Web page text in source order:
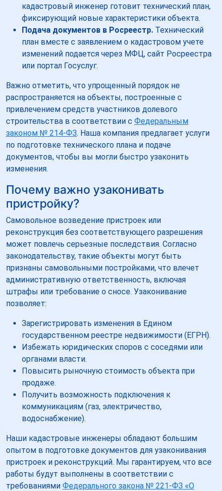
кадастровый инженер готовит технический план,
фиксирующий новые характеристики объекта.
Подача документов в Росреестр. Технический
план вместе с заявлением о кадастровом учете
изменений подается через МФЦ, сайт Росреестра
или портал Госуслуг.
Важно отметить, что упрощенный порядок не
распространяется на объекты, построенные с
привлечением средств участников долевого
строительства в соответствии с Федеральным
законом № 214-ФЗ. Наша компания предлагает услуги
по подготовке технического плана и подаче
документов, чтобы вы могли быстро узаконить
изменения.
Почему важно узаконивать
пристройку?
Самовольное возведение пристроек или
реконструкция без соответствующего разрешения
может повлечь серьезные последствия. Согласно
законодательству, такие объекты могут быть
признаны самовольными постройками, что влечет
административную ответственность, включая
штрафы или требование о сносе. Узаконивание
позволяет:
Зарегистрировать изменения в Едином
государственном реестре недвижимости (ЕГРН).
Избежать юридических споров с соседями или
органами власти.
Повысить рыночную стоимость объекта при
продаже.
Получить возможность подключения к
коммуникациям (газ, электричество,
водоснабжение).
Наши кадастровые инженеры обладают большим
опытом в подготовке документов для узаконивания
пристроек и реконструкций. Мы гарантируем, что все
работы будут выполнены в соответствии с
требованиями Федерального закона № 221-ФЗ «О